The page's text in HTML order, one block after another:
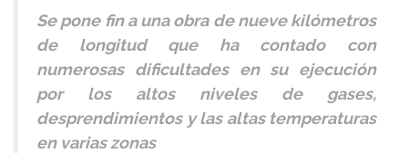
Se pone fin a una obra de nueve kilómetros
de longitud que ha contado con
numerosas dificultades en su ejecución
por los altos niveles de gases,
desprendimientos y las altas temperaturas
en varias zonas